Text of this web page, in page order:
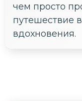
чем просто
путешествие
вдохновения.